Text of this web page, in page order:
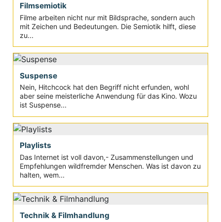
Filmsemiotik
Filme arbeiten nicht nur mit Bildsprache, sondern auch
mit Zeichen und Bedeutungen. Die Semiotik hilft, diese
zu...
Suspense
Nein, Hitchcock hat den Begriff nicht erfunden, wohl
aber seine meisterliche Anwendung für das Kino. Wozu
ist Suspense...
Playlists
Das Internet ist voll davon,- Zusammenstellungen und
Empfehlungen wildfremder Menschen. Was ist davon zu
halten, wem...
Technik & Filmhandlung